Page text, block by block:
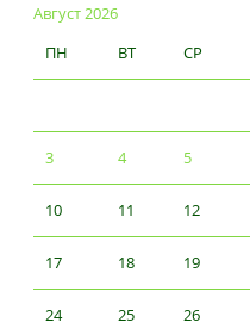
Август 2026
ПН
ВТ СР
3 4 5
10 11 12
17 18 19
24 25 26